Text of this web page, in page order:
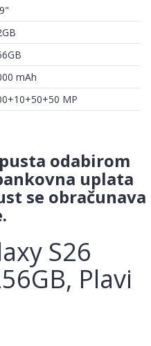
mAh
MP
odabirom
uplata
se obračunava
S26
Plavi